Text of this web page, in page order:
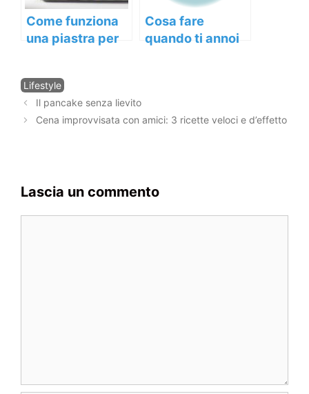
Come funziona
una piastra per
Cosa fare
quando ti annoi
Categorie
Lifestyle
Navigazione
articolo
Il pancake senza lievito
Cena improvvisata con amici: 3 ricette veloci e d’effetto
Lascia un commento